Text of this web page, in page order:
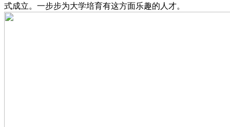
式成立。一步步为大学培育有这方面乐趣的人才。